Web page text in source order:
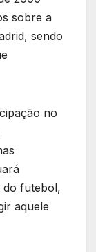
sobre a
sendo
no
do futebol,
aquele